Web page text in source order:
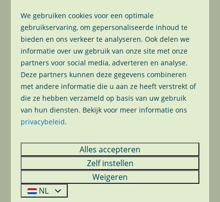
9,2
€ 352
Vakantiehuis Wijde Aa 4
Zuid-Holland, Roelofarendsveen
4
1 2 Ja
Snel internet
Parkeren bij bungalow
We gebruiken cookies voor een optimale
gebruikservaring, om gepersonaliseerde inhoud te
bieden en ons verkeer te analyseren. Ook delen we
informatie over uw gebruik van onze site met onze
partners voor social media, adverteren en analyse.
Deze partners kunnen deze gegevens combineren
met andere informatie die u aan ze heeft verstrekt of
die ze hebben verzameld op basis van uw gebruik
van hun diensten. Bekijk voor meer informatie ons
privacybeleid.
Alles accepteren
Zelf instellen
Weigeren
NL